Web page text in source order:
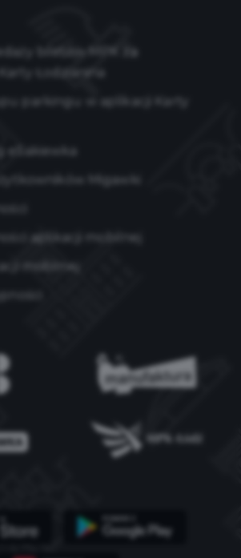
biletów MPK za
Łodzianina
parkingu w aplikacji Karty
eSakiewka
Migawki
aplikacji mobilnej
mobilnej